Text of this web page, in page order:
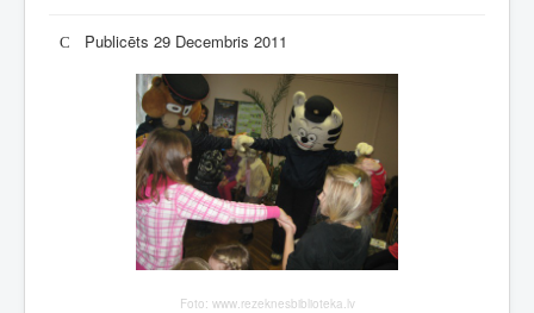
Publicēts 29 Decembris 2011
Foto: www.rezeknesbiblioteka.lv